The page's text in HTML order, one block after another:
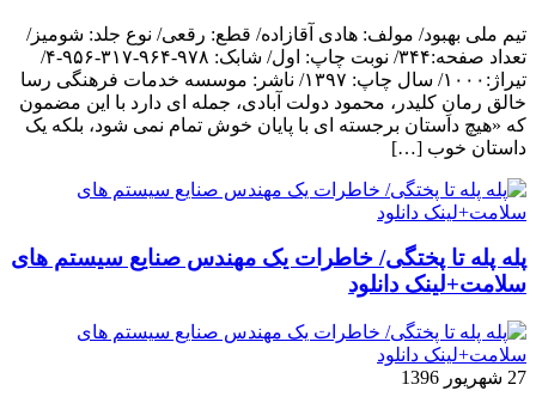
تیم ملی بهبود/ مولف: هادی آقازاده/ قطع: رقعی/ نوع جلد: شومیز/
تعداد صفحه:۳۴۴/ نوبت چاپ: اول/ شابک: ۹۷۸-۹۶۴-۳۱۷-۹۵۶-۴/
تیراژ:۱۰۰۰/ سال چاپ: ۱۳۹۷/ ناشر: موسسه خدمات فرهنگی رسا
خالق رمانِ کلیدر، محمود دولت آبادی، جمله ای دارد با این مضمون
که «هیچ داستان برجسته ای با پایان خوش تمام نمی شود، بلکه یک
داستان خوب […]
پله پله تا پختگی/ خاطرات یک مهندس صنایع سیستم های
سلامت+لینک دانلود
27 شهریور 1396